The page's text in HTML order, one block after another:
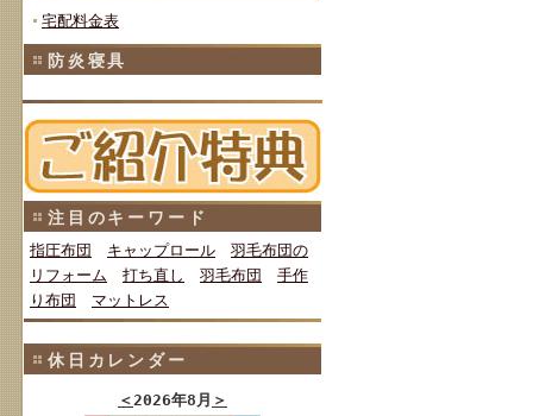
宅配料金表
防炎寝具
注目のキーワード
指圧布団 キャップロール
羽毛布団の
リフォーム
打ち直し 羽毛布団
手作
り布団
マットレス
休日カレンダー
＜2026年8月 ＞